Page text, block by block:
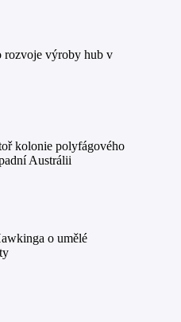
rozvoje výroby hub v
kolonie polyfágového
Austrálii
o umělé